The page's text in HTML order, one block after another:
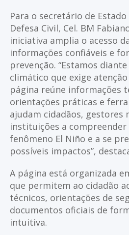
Para o secretário de
Defesa Civil, Cel. BM
iniciativa amplia o acesso
informações confiáveis e
prevenção. “Estamos
climático que exige
página reúne informações
orientações práticas e
ajudam cidadãos, gestores
instituições a
fenômeno El Niño e a se
possíveis impactos”,
A página está organizada
que permitem ao cidadão
técnicos, orientações de
documentos oficiais de
intuitiva.